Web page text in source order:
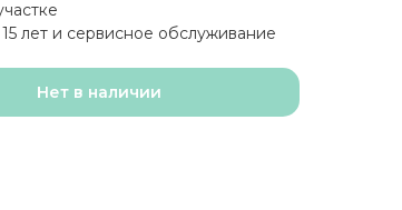
лет и сервисное обслуживание
Нет в наличии